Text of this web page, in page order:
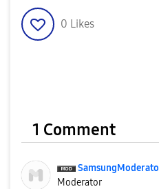
0 Likes
1 Comment
SamsungModerato
Moderator